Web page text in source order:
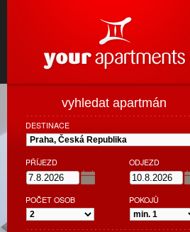
vyhledat apartmán
DESTINACE
PŘÍJEZD ODJEZD
POČET OSOB POKOJŮ